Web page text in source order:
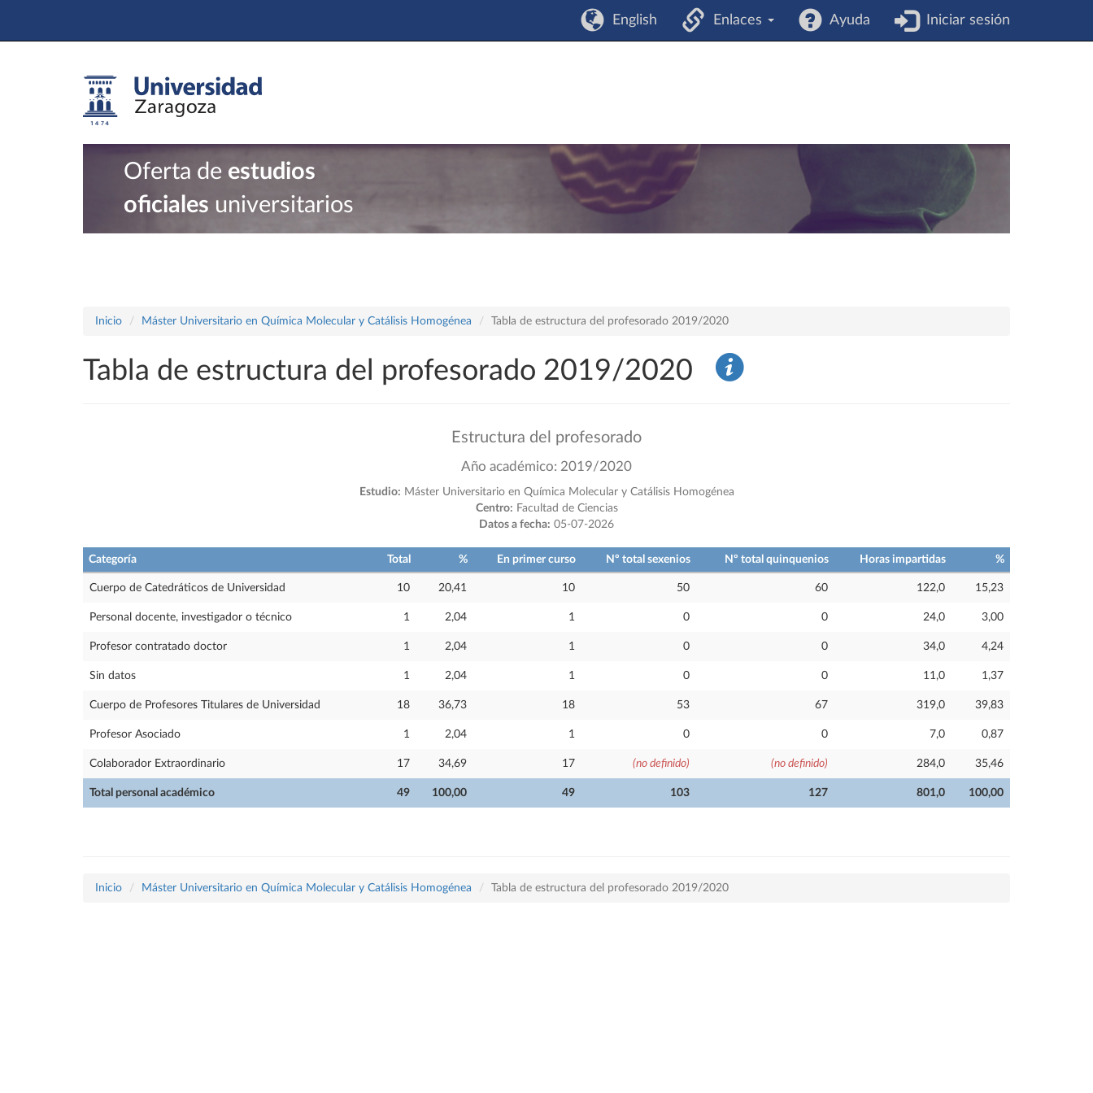
English Enlaces Ayuda Iniciar sesión
Oferta de estudios
oficiales universitarios
Inicio Máster Universitario en Química Molecular y Catálisis Homogénea Tabla de estructura del profesorado 2019/2020
Tabla de estructura del profesorado 2019/2020
Estructura del profesorado
Año académico: 2019/2020
Estudio: Máster Universitario en Química Molecular y Catálisis Homogénea
Centro: Facultad de Ciencias
Datos a fecha: 05-07-2026
Categoría Total % En primer curso Nº total sexenios Nº total quinquenios Horas impartidas %
Total personal académico 49 100,00 49 103 127 801,0 100,00
Cuerpo de Catedráticos de Universidad 10 20,41 10 50 60 122,0 15,23
Personal docente, investigador o técnico 1 2,04 1 0 0 24,0 3,00
Profesor contratado doctor 1 2,04 1 0 0 34,0 4,24
Sin datos 1 2,04 1 0 0 11,0 1,37
Cuerpo de Profesores Titulares de Universidad 18 36,73 18 53 67 319,0 39,83
Profesor Asociado 1 2,04 1 0 0 7,0 0,87
Colaborador Extraordinario 17 34,69 17 (no definido) (no definido) 284,0 35,46
Inicio Máster Universitario en Química Molecular y Catálisis Homogénea Tabla de estructura del profesorado 2019/2020